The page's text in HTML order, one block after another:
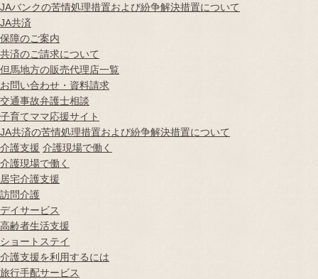
JAバンクの苦情処理措置および紛争解決措置について
JA共済
保障のご案内
共済のご請求について
但馬地方の販売代理店一覧
お問い合わせ・資料請求
交通事故弁護士相談
子育てママ応援サイト
JA共済の苦情処理措置および紛争解決措置について
介護支援 介護現場で働く
介護現場で働く
居宅介護支援
訪問介護
デイサービス
高齢者生活支援
ショートステイ
介護支援を利用するには
旅行手配サービス